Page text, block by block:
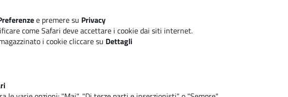
e premere su Privacy
come Safari deve accettare i cookie dai siti internet.
i cookie cliccare su Dettagli